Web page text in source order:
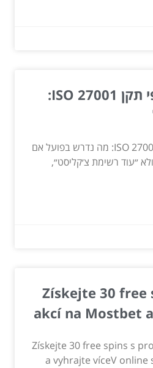
אבטחת מידע לפי תקן ISO 27001:
אבטחת מידע לפי תקן ISO 27001: מה נדרש בפועל אם
״עוד רשימת צ׳קליסט״,
Získejte 30 free
akcí na Mostbet
Získejte 30 free spins s
a vyhrajte víceV online